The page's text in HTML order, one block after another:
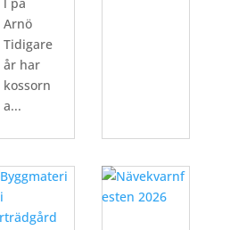
Arnö
Tidigare
år har
kossorn
a...